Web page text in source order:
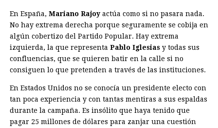
En España, Mariano Rajoyactúa como si no pasara nada.
No hay extrema derecha porque seguramente se cobija en
algún cobertizo del Partido Popular. Hay extrema
izquierda, la que representa Pablo Iglesias y todas sus
confluencias, que se quieren batir en la calle si no
consiguen lo que pretenden a través de las instituciones.
En Estados Unidos no se conocía un presidente electo con
tan poca experiencia y con tantas mentiras a sus espaldas
durante la campaña. Es insólito que haya tenido que
pagar 25 millones de dólares para zanjar una cuestión